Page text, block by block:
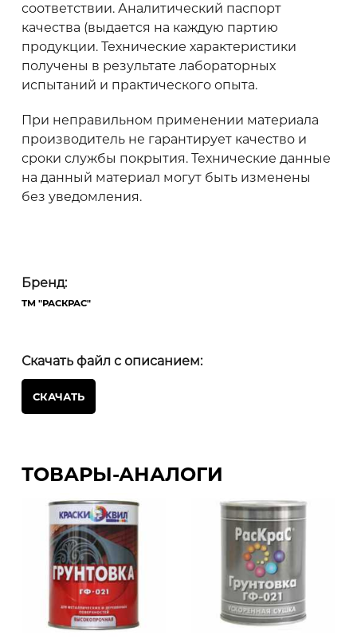
соответствии. Аналитический паспорт
качества (выдается на каждую партию
продукции. Технические характеристики
получены в результате лабораторных
испытаний и практического опыта.
При неправильном применении материала
производитель не гарантирует качество и
сроки службы покрытия. Технические данные
на данный материал могут быть изменены
без уведомления.
Бренд:
ТМ "РАСКРАС"
Скачать файл с описанием:
СКАЧАТЬ
ТОВАРЫ-АНАЛОГИ